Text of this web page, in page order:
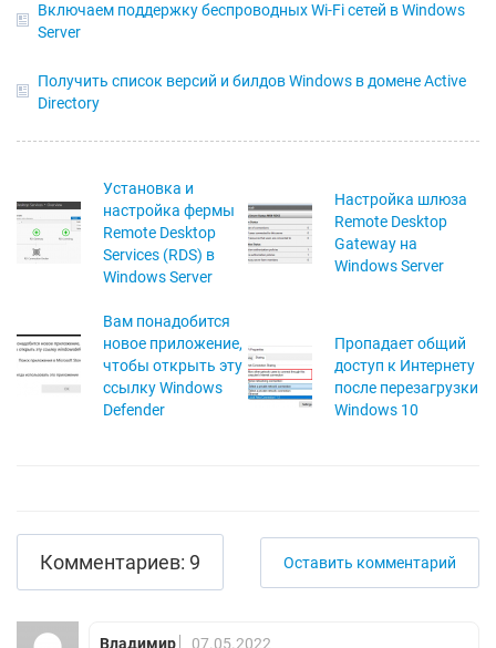
Включаем поддержку беспроводных Wi-Fi сетей в Windows
Server
Получить список версий и билдов Windows в домене Active
Directory
Установка и
настройка фермы
Remote Desktop
Services (RDS) в
Windows Server
Настройка шлюза
Remote Desktop
Gateway на
Windows Server
Вам понадобится
новое приложение,
чтобы открыть эту
ссылку Windows
Defender
Пропадает общий
доступ к Интернету
после перезагрузки
Windows 10
Комментариев: 9 Оставить комментарий
Владимир
07.05.2022